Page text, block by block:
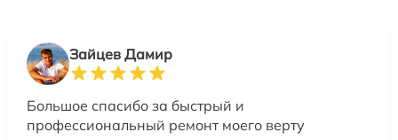
Зайцев Дамир
Большое спасибо за быстрый и
профессиональный ремонт моего верту